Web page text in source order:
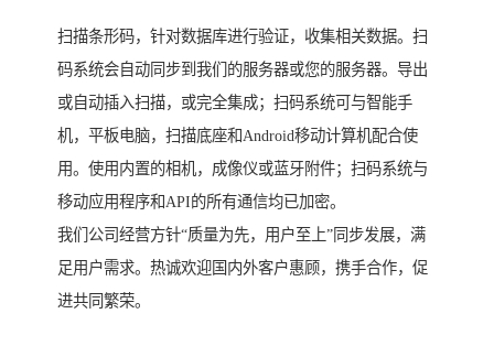
扫描条形码，针对数据库进行验证，收集相关数据。扫
码系统会自动同步到我们的服务器或您的服务器。导出
或自动插入扫描，或完全集成；扫码系统可与智能手
机，平板电脑，扫描底座和Android移动计算机配合使
用。使用内置的相机，成像仪或蓝牙附件；扫码系统与
移动应用程序和API的所有通信均已加密。
我们公司经营方针“质量为先，用户至上”同步发展，满
足用户需求。热诚欢迎国内外客户惠顾，携手合作，促
进共同繁荣。